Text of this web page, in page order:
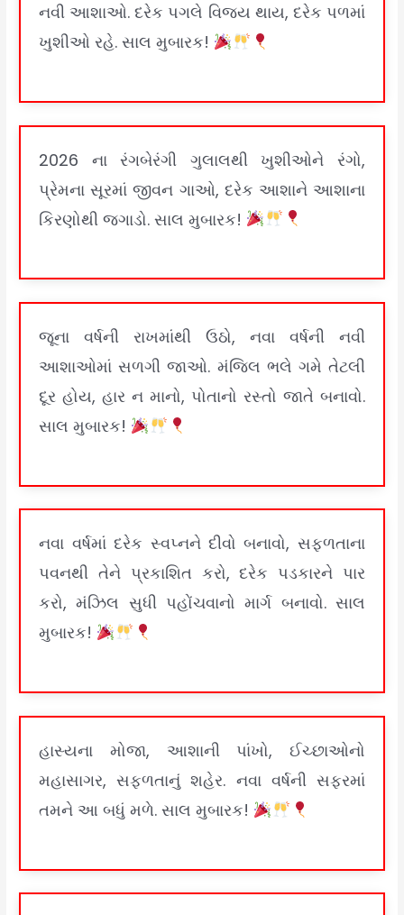
નવી આશાઓ. દરેક પગલે વિજય થાય, દરેક પળમાં
ખુશીઓ રહે. સાલ મુબારક!
2026 ના રંગબેરંગી ગુલાલથી ખુશીઓને રંગો,
પ્રેમના સૂરમાં જીવન ગાઓ, દરેક આશાને આશાના
કિરણોથી જગાડો. સાલ મુબારક!
જૂના વર્ષની રાખમાંથી ઉઠો, નવા વર્ષની નવી
આશાઓમાં સળગી જાઓ. મંજિલ ભલે ગમે તેટલી
દૂર હોય, હાર ન માનો, પોતાનો રસ્તો જાતે બનાવો.
સાલ મુબારક!
નવા વર્ષમાં દરેક સ્વપ્નને દીવો બનાવો, સફળતાના
પવનથી તેને પ્રકાશિત કરો, દરેક પડકારને પાર
કરો, મંઝિલ સુધી પહોંચવાનો માર્ગ બનાવો. સાલ
મુબારક!
હાસ્યના મોજા, આશાની પાંખો, ઈચ્છાઓનો
મહાસાગર, સફળતાનું શહેર. નવા વર્ષની સફરમાં
તમને આ બધું મળે. સાલ મુબારક!